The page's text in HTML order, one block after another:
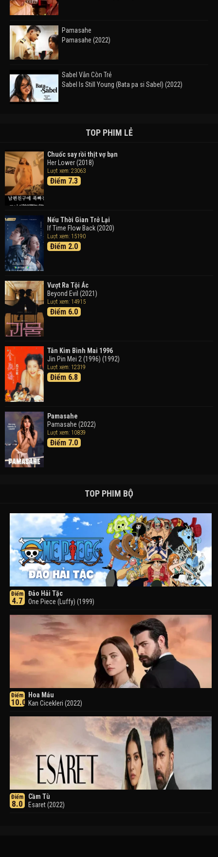
Pamasahe
Pamasahe (2022)
Sabel Vẫn Còn Trẻ
Sabel Is Still Young (Bata pa si Sabel) (2022)
Takas (2024)
Thám Tử Lừng Danh Conan 26: Tàu Ngầm Sắt Màu
Đen
Detective Conan: Black Iron Submarine (2023)
Trong Tranh
Doraemon the Movie: Nobita's Art World Tales (2025)
Tháng Ngày Tươi Đẹp
TOP PHIM LẺ
Chuốc say rồi thịt vợ bạn
Her Lower (2018)
Lượt xem: 23063
Điểm 7.3
Nếu Thời Gian Trở Lại
If Time Flow Back (2020)
Lượt xem: 15190
Điểm 2.0
Vượt Ra Tội Ác
Beyond Evil (2021)
Lượt xem: 14915
Điểm 6.0
Tân Kim Bình Mai 1996
Jin Pin Mei 2 (1996) (1992)
Lượt xem: 12319
Điểm 6.8
Pamasahe
Pamasahe (2022)
Lượt xem: 10839
Điểm 7.0
TOP PHIM BỘ
Điểm
4.7
Đảo Hải Tặc
One Piece (Luffy) (1999)
Điểm
10.0
Hoa Máu
Kan Cicekleri (2022)
Điểm
8.0
Cầm Tù
Esaret (2022)